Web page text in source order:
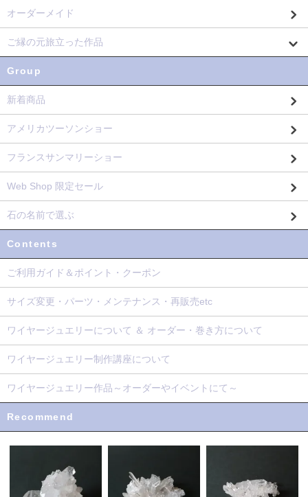
オーダーメイド
ご縁の元旅立った作品
Group
新着商品
アメリカツーソンショー
フランスサンマリーショー
Web Shop 限定セール
石の名前で選ぶ
Contents
ご利用ガイド＆ポイント・クーポン
サイズ変更・パーツ・メンテナンス・再販売etc
ワイヤージュエリーについて ＆ オーダー・巻き方について
ワイヤージュエリー制作講座について
ワイヤージュエリー作品～オーダーやイベントにて～
Recommend